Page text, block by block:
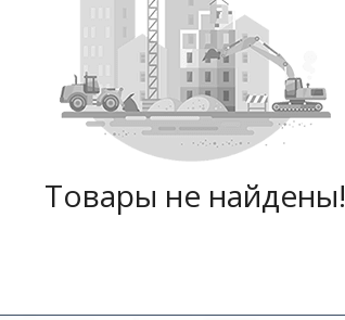
Товары не найдены!